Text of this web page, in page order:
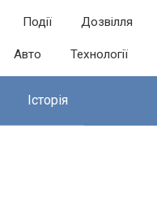
Події Дозвілля
Авто Технології
Історія